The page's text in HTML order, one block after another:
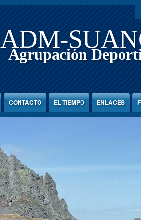
ADM-
Agrupación
CONTACTO EL TIEMPO ENLACES